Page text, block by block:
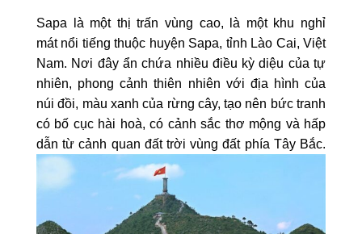
Sapa là một thị trấn vùng cao, là một khu nghỉ
mát nổi tiếng thuộc huyện Sapa, tỉnh Lào Cai, Việt
Nam. Nơi đây ẩn chứa nhiều điều kỳ diệu của tự
nhiên, phong cảnh thiên nhiên với địa hình của
núi đồi, màu xanh của rừng cây, tạo nên bức tranh
có bố cục hài hoà, có cảnh sắc thơ mộng và hấp
dẫn từ cảnh quan đất trời vùng đất phía Tây Bắc.